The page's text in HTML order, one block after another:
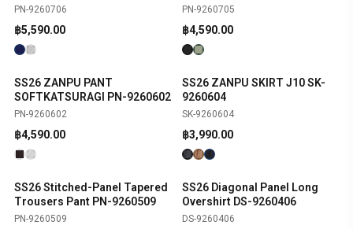
PN-9260706
฿5,590.00
PN-9260705
฿4,590.00
NEW SHOP NOW
SS26 ZANPU PANT
SOFTKATSURAGI PN-9260602
PN-9260602
฿4,590.00
NEW SHOP NOW
SS26 ZANPU SKIRT J10 SK-
9260604
SK-9260604
฿3,990.00
SHOP NOW
SS26 Stitched-Panel Tapered
Trousers Pant PN-9260509
PN-9260509
SHOP NOW
SS26 Diagonal Panel Long
Overshirt DS-9260406
DS-9260406